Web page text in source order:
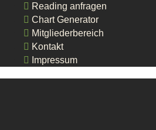
Reading anfragen
Chart Generator
Mitgliederbereich
Kontakt
Impressum